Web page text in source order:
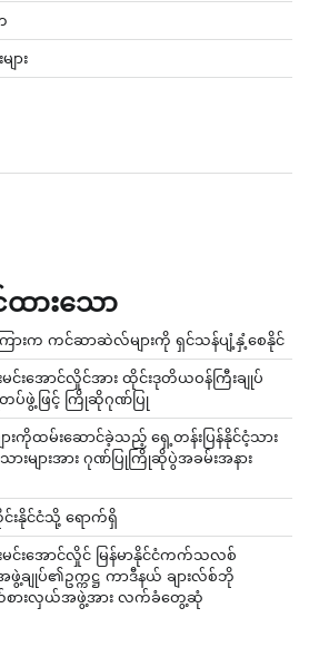
ား
ားသော
းက ကင်ဆာဆဲလ်များကို ရှင်သန်ပျံ့နှံ့စေနိုင်
င်းအောင်လှိုင်အား ထိုင်းဒုတိယဝန်ကြီးချုပ်
ပ်ဖွဲ့ဖြင့် ကြိုဆိုဂုဏ်ပြု
ားကိုထမ်းဆောင်ခဲ့သည့် ရှေ့တန်းပြန်နိုင်ငံ့သား
းများအား ဂုဏ်ပြုကြိုဆိုပွဲအခမ်းအနား
းနိုင်ငံသို့ ရောက်ရှိ
မင်းအောင်လှိုင် မြန်မာနိုင်ငံကက်သလစ်
ဖွဲ့ချုပ်၏ဥက္ကဋ္ဌ ကာဒီနယ် ချားလ်စ်ဘို
စားလှယ်အဖွဲ့အား လက်ခံတွေ့ဆုံ